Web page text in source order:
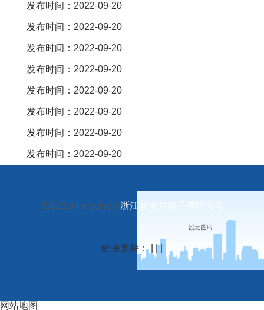
谢。目前市场种类 1。直通usb插座（特点：没有按钮，没有指示灯
或者带指示灯的usb插座，成本较低。）由于usb插座市场还处于初
发布时间：2022-09-20
发布时间：2022-09-20
发布时间：2022-09-20
发布时间：2022-09-20
发布时间：2022-09-20
发布时间：2022-09-20
发布时间：2022-09-20
发布时间：2022-09-20
?2021 all reserved 浙江新富尔电子有限公司
链接支持： | | |
网站地图